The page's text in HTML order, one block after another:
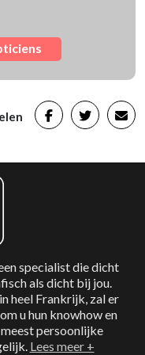
specialist die dicht
als dicht bij jou.
heel Frankrijk, zal er
u hun knowhow en
persoonlijke
Lees meer +